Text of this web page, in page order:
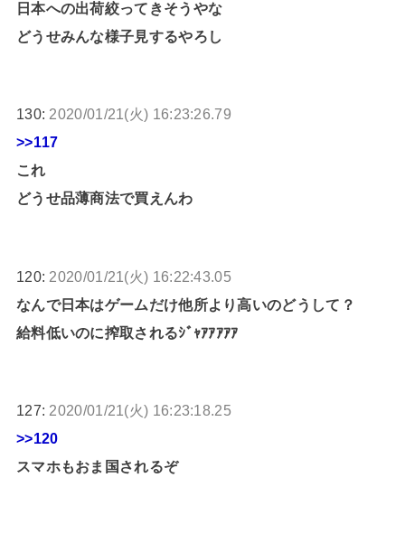
日本への出荷絞ってきそうやな
どうせみんな様子見するやろし
130: 2020/01/21(火) 16:23:26.79
>>117
これ
どうせ品薄商法で買えんわ
120: 2020/01/21(火) 16:22:43.05
なんで日本はゲームだけ他所より高いのどうして？
給料低いのに搾取されるｼﾞｬｱｱｱｱｱ
127: 2020/01/21(火) 16:23:18.25
>>120
スマホもおま国されるぞ